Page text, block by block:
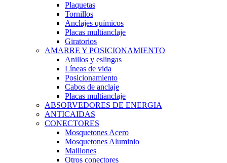
Plaquetas
Tornillos
Anclajes químicos
Placas multianclaje
Giratorios
AMARRE Y POSICIONAMIENTO
Anillos y eslingas
Líneas de vida
Posicionamiento
Cabos de anclaje
Placas multianclaje
ABSORVEDORES DE ENERGIA
ANTICAIDAS
CONECTORES
Mosquetones Acero
Mosquetones Aluminio
Maillones
Otros conectores